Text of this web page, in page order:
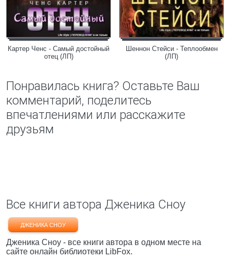
Картер Ченс - Самый достойный
отец (ЛП)
Шеннон Стейси - Теплообмен
(ЛП)
Понравилась книга? Оставьте Ваш
комментарий, поделитесь
впечатлениями или расскажите
друзьям
Все книги автора Дженика Сноу
ДЖЕНИКА СНОУ
Дженика Сноу - все книги автора в одном месте на
сайте онлайн библиотеки LibFox.